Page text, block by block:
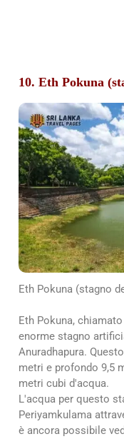
10. Eth Pokuna
Eth Pokuna (stagno
Eth Pokuna,
enorme stagno
Anuradhapura.
metri e profondo 9,5
metri cubi d'acqua.
L'acqua per questo
Periyamkulama
è ancora possibile